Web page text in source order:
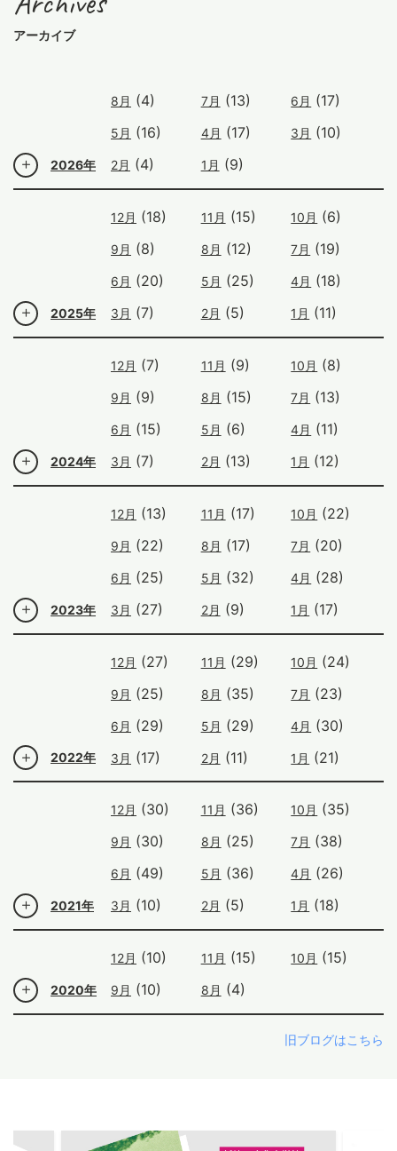
アーカイブ
2026年
8月 (4) 7月 (13) 6月 (17)
5月 (16) 4月 (17) 3月 (10)
2月 (4) 1月 (9)
2025年
12月 (18) 11月 (15) 10月 (6)
9月 (8) 8月 (12) 7月 (19)
6月 (20) 5月 (25) 4月 (18)
3月 (7) 2月 (5) 1月 (11)
2024年
12月 (7) 11月 (9) 10月 (8)
9月 (9) 8月 (15) 7月 (13)
6月 (15) 5月 (6) 4月 (11)
3月 (7) 2月 (13) 1月 (12)
2023年
12月 (13) 11月 (17) 10月 (22)
9月 (22) 8月 (17) 7月 (20)
6月 (25) 5月 (32) 4月 (28)
3月 (27) 2月 (9) 1月 (17)
2022年
12月 (27) 11月 (29) 10月 (24)
9月 (25) 8月 (35) 7月 (23)
6月 (29) 5月 (29) 4月 (30)
3月 (17) 2月 (11) 1月 (21)
2021年
12月 (30) 11月 (36) 10月 (35)
9月 (30) 8月 (25) 7月 (38)
6月 (49) 5月 (36) 4月 (26)
3月 (10) 2月 (5) 1月 (18)
2020年
12月 (10) 11月 (15) 10月 (15)
9月 (10) 8月 (4)
旧ブログはこちら